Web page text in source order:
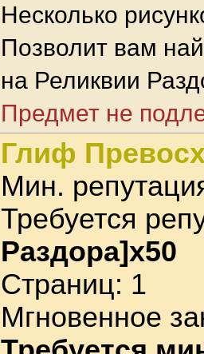
Несколько
Позволит вам
на Реликвии
Предмет не
Глиф
Мин.
Требуется
Раздора]x50
Страниц: 1
Мгновенное